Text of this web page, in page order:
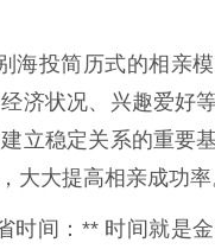
海投简历式的相亲
济状况、兴趣爱好
立稳定关系的重要
大大提高相亲成功率
时间：** 时间就是